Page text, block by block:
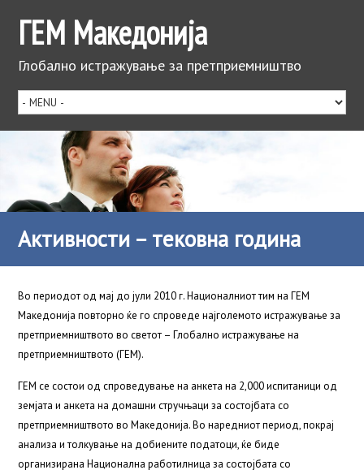
ГЕМ Македонија
Глобално истражување за претприемништво
Активности – тековна година
Во периодот од мај до јули 2010 г. Националниот тим на ГЕМ
Македонија повторно ќе го спроведе најголемото истражување за
претприемништвото во светот – Глобално истражување на
претприемништвото (ГЕМ).
ГЕМ се состои од спроведување на анкета на 2,000 испитаници од
земјата и анкета на домашни стручњаци за состојбата со
претприемништвото во Македонија. Во наредниот период, покрај
анализа и толкување на добиените податоци, ќе биде
организирана Национална работилница за состојбата со